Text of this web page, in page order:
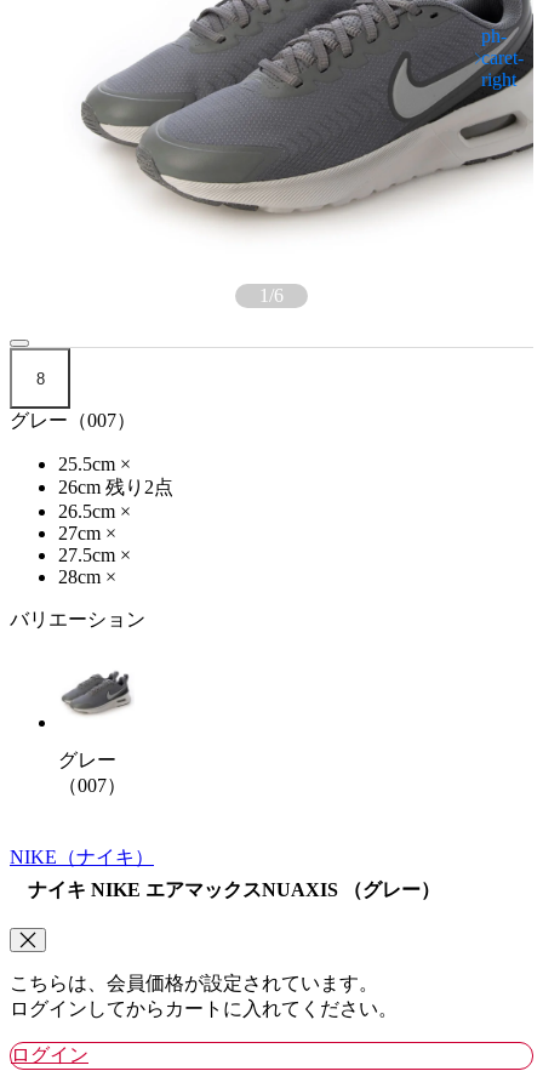
1/6
8
グレー（007）
25.5cm ×
26cm 残り2点
26.5cm ×
27cm ×
27.5cm ×
28cm ×
バリエーション
グレー
（007）
NIKE （ナイキ）
ナイキ NIKE エアマックスNUAXIS （グレー）
こちらは、会員価格が設定されています。
ログインしてからカートに入れてください。
ログイン